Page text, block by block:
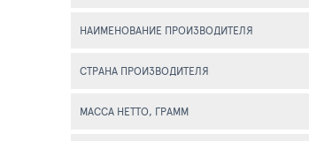
НАИМЕНОВАНИЕ ПРОИЗВОДИТЕЛЯ
СТРАНА ПРОИЗВОДИТЕЛЯ
МАССА НЕТТО, ГРАММ